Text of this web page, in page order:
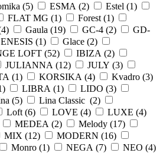
(5) ESMA (2) Estel (1)
FLAT MG (1) Forest (1)
4) Gaula (19) GC-4 (2)
GD-
(1) Glace (2)
LOFT (52) IBIZA (2)
JULIANNA (12) JULY (3)
(1) KORSIKA (4) Kvadro (3)
) LIBRA (1) LIDO (3)
(5) Lina Classic (2)
Loft (6) LOVE (4) LUXE (4)
MEDEA (2) Melody (17)
MIX (12) MODERN (16)
Monro (1) NEGA (7) NEO (4)